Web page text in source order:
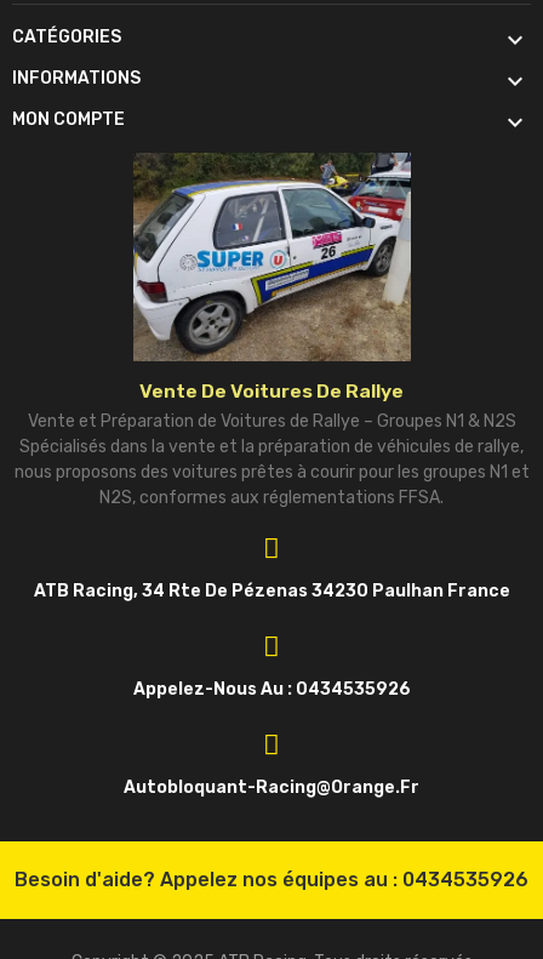
CATÉGORIES 
INFORMATIONS 
MON COMPTE 
Vente De Voitures De Rallye
Vente et Préparation de Voitures de Rallye – Groupes N1 & N2S
Spécialisés dans la vente et la préparation de véhicules de rallye,
nous proposons des voitures prêtes à courir pour les groupes N1 et
N2S, conformes aux réglementations FFSA.
ATB Racing, 34 Rte De Pézenas 34230 Paulhan France
Appelez-Nous Au : 0434535926
Autobloquant-Racing@orange.fr
Besoin d'aide? Appelez nos équipes au : 0434535926